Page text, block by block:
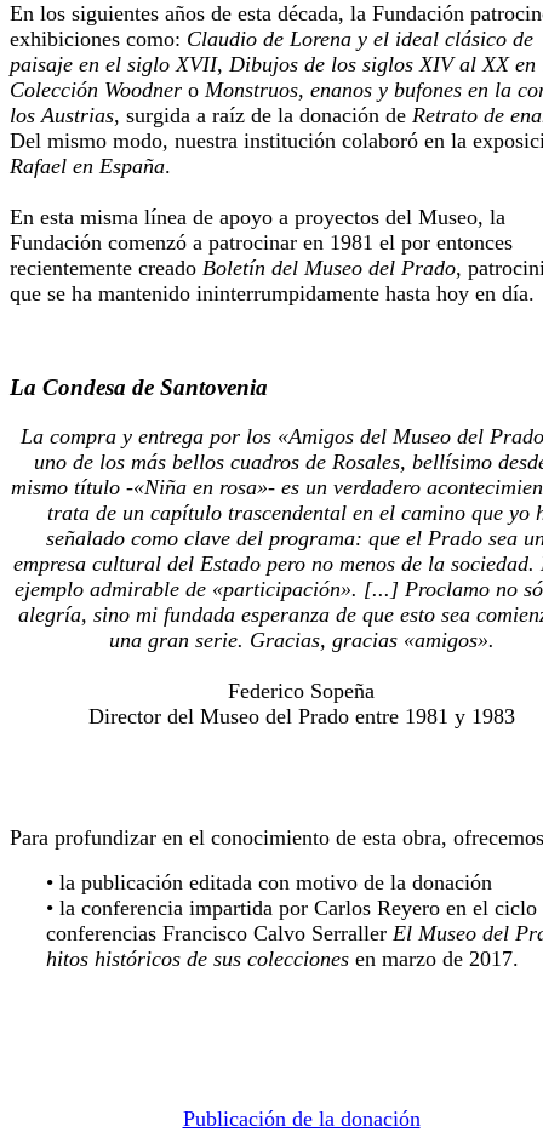
En los siguientes años de esta década, la Fundación
exhibiciones como: Claudio de Lorena y el ideal clásico de
paisaje en el siglo XVII, Dibujos de los siglos XIV al XX en
Colección Woodner o Monstruos, enanos y bufones en la
los Austrias, surgida a raíz de la donación de Retrato de
Del mismo modo, nuestra institución colaboró en la
Rafael en España.
En esta misma línea de apoyo a proyectos del Museo, la
Fundación comenzó a patrocinar en 1981 el por entonces
recientemente creado Boletín del Museo del Prado,
que se ha mantenido ininterrumpidamente hasta hoy en día.
La Condesa de Santovenia
La compra y entrega por los «Amigos del Museo del
uno de los más bellos cuadros de Rosales, bellísimo
mismo título -«Niña en rosa»- es un verdadero
trata de un capítulo trascendental en el camino que yo
señalado como clave del programa: que el Prado sea
empresa cultural del Estado pero no menos de la sociedad.
ejemplo admirable de «participación». [...] Proclamo no
alegría, sino mi fundada esperanza de que esto sea
una gran serie. Gracias, gracias «amigos».
Federico Sopeña
Director del Museo del Prado entre 1981 y 1983
Para profundizar en el conocimiento de esta obra,
• la publicación editada con motivo de la donación
• la conferencia impartida por Carlos Reyero en el ciclo
conferencias Francisco Calvo Serraller El Museo del
hitos históricos de sus colecciones en marzo de 2017.
Publicación de la donación